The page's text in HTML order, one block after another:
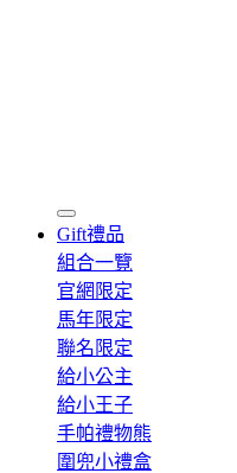
Gift禮品
組合一覽
官網限定
馬年限定
聯名限定
給小公主
給小王子
手帕禮物熊
圍兜小禮盒